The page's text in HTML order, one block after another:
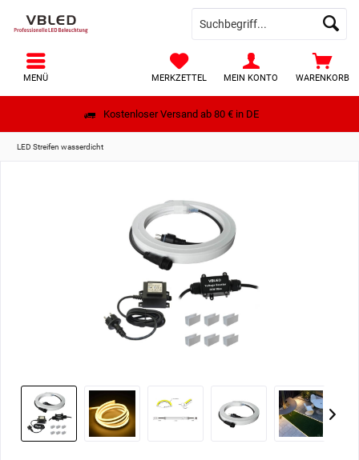
Kostenloser Versand ab 80 € in DE
WARENKORB
MERKZETTEL MEIN KONTO
MENÜ
LED Streifen wasserdicht